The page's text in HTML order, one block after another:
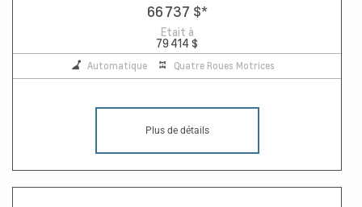
66 737 $*
Etait à
79 414 $
Automatique Quatre Roues Motrices
Plus de détails